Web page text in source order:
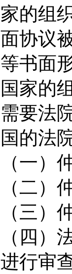
家的组
面协议
等书面
国家的
需要法
国的法
（一）
（二）
（三）
（四）
进行审